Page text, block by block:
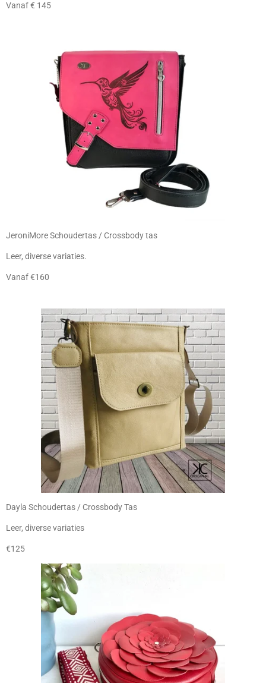
Vanaf € 145
JeroniMore Schoudertas / Crossbody tas
Leer, diverse variaties.
Vanaf €160
Dayla Schoudertas / Crossbody Tas
Leer, diverse variaties
€125